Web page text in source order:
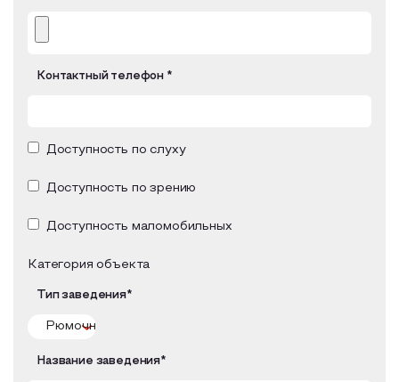
Доступная среда
Контактный телефон *
Доступность по слуху
Доступность по зрению
Доступность маломобильных
Категория объекта
Тип заведения*
Название заведения*